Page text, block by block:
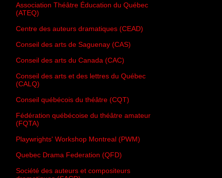
Association Théâtre Éducation du Québec
(ATEQ)
Centre des auteurs dramatiques (CEAD)
Conseil des arts de Saguenay (CAS)
Conseil des arts du Canada (CAC)
Conseil des arts et des lettres du Québec
(CALQ)
Conseil québécois du théâtre (CQT)
Fédération québécoise du théâtre amateur
(FQTA)
Playwrights' Workshop Montreal (PWM)
Quebec Drama Federation (QFD)
Société des auteurs et compositeurs